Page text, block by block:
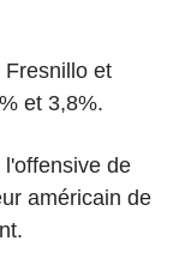
Fresnillo et
et 3,8%.
de
américain de